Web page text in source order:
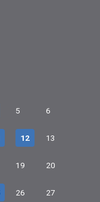
5 6
12 13
19 20
26 27